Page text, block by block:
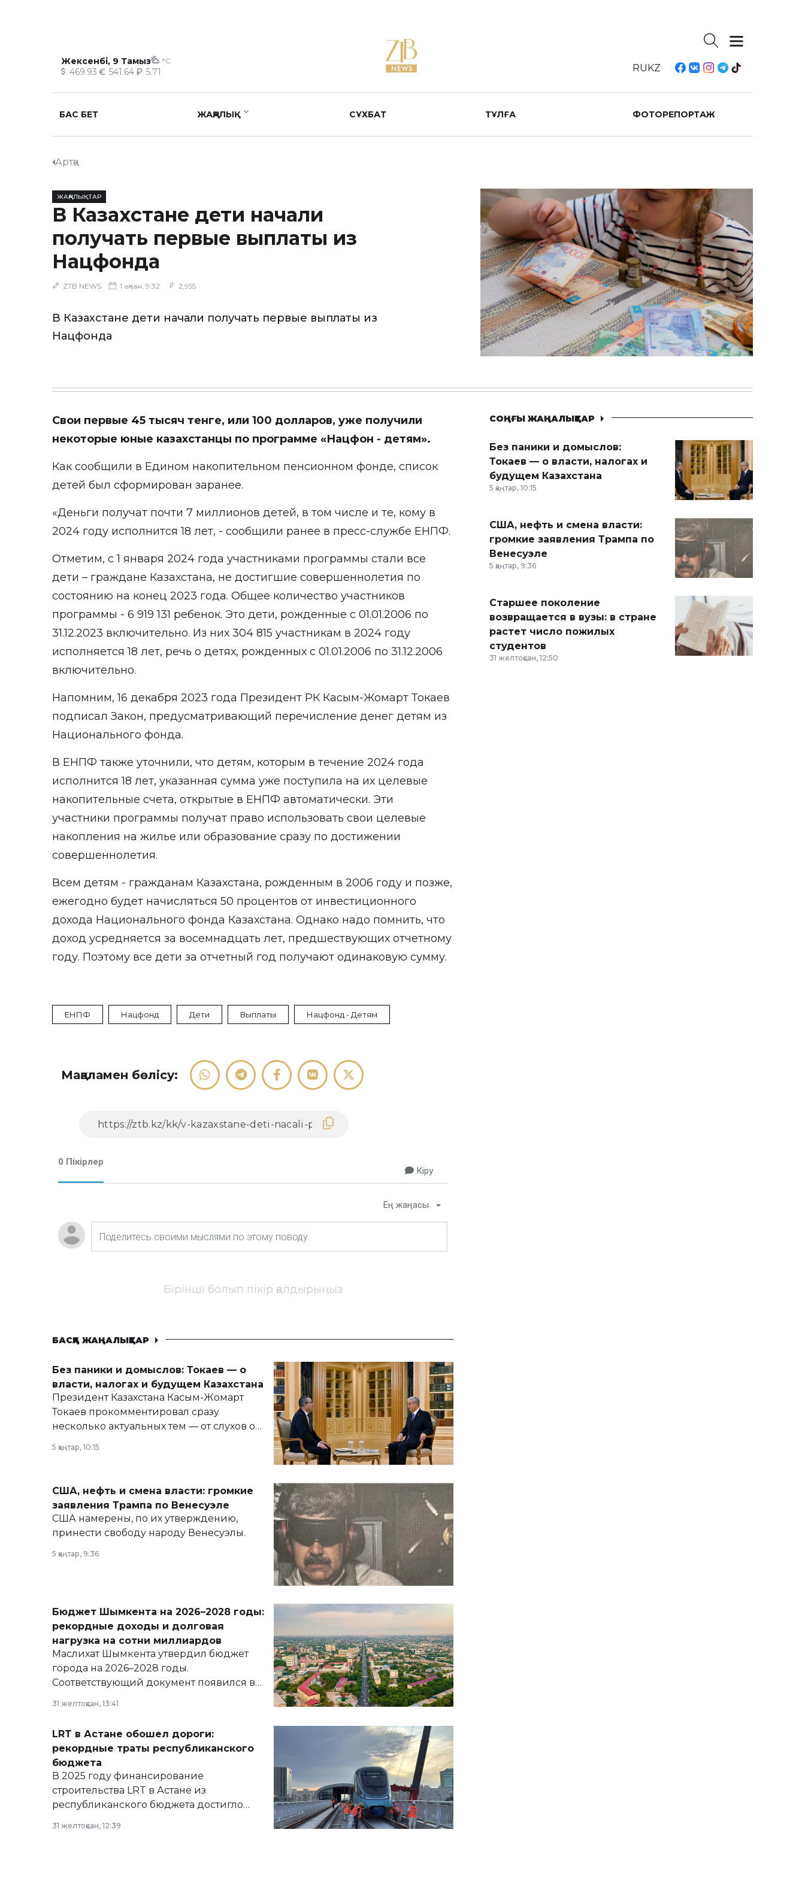
Жексенбі, 9 Тамыз °C
469.93 541.64 5.71 RUKZ
БАС БЕТ ЖАҢАЛЫҚ СҰХБАТ ТҰЛҒА ФОТОРЕПОРТАЖ
Артқа
ЖАҢАЛЫҚТАР
В Казахстане дети начали
получать первые выплаты из
Нацфонда
ZTB NEWS 1 ақпан, 9:32 2,955
В Казахстане дети начали получать первые выплаты из
Нацфонда
Свои первые 45 тысяч тенге, или 100 долларов, уже получили
некоторые юные казахстанцы по программе «Нацфон - детям».
Как сообщили в Едином накопительном пенсионном фонде, список
детей был сформирован заранее.
«Деньги получат почти 7 миллионов детей, в том числе и те, кому в
2024 году исполнится 18 лет, - сообщили ранее в пресс-службе ЕНПФ.
Отметим, с 1 января 2024 года участниками программы стали все
дети – граждане Казахстана, не достигшие совершеннолетия по
состоянию на конец 2023 года. Общее количество участников
программы - 6 919 131 ребенок. Это дети, рожденные с 01.01.2006 по
31.12.2023 включительно. Из них 304 815 участникам в 2024 году
исполняется 18 лет, речь о детях, рожденных с 01.01.2006 по 31.12.2006
включительно.
Напомним, 16 декабря 2023 года Президент РК Касым-Жомарт Токаев
подписал Закон, предусматривающий перечисление денег детям из
Национального фонда.
В ЕНПФ также уточнили, что детям, которым в течение 2024 года
исполнится 18 лет, указанная сумма уже поступила на их целевые
накопительные счета, открытые в ЕНПФ автоматически. Эти
участники программы получат право использовать свои целевые
накопления на жилье или образование сразу по достижении
совершеннолетия.
Всем детям - гражданам Казахстана, рожденным в 2006 году и позже,
ежегодно будет начисляться 50 процентов от инвестиционного
дохода Национального фонда Казахстана. Однако надо помнить, что
доход усредняется за восемнадцать лет, предшествующих отчетному
году. Поэтому все дети за отчетный год получают одинаковую сумму.
ЕНПФ Нацфонд Дети Выплаты Нацфонд - Детям
Мақаламен бөлісу:
0 Пікірлер
Кіру
Ең жаңасы
Бірінші болып пікір қалдырыңыз
БАСҚА ЖАҢАЛЫҚТАР
Без паники и домыслов: Токаев — о
власти, налогах и будущем Казахстана
Президент Казахстана Касым-Жомарт
Токаев прокомментировал сразу
несколько актуальных тем — от слухов о
армии, экономики и личного здоровья.
5 қаңтар, 10:15
США, нефть и смена власти: громкие
заявления Трампа по Венесуэле
США намерены, по их утверждению,
принести свободу народу Венесуэлы.
5 қаңтар, 9:36
Бюджет Шымкента на 2026–2028 годы:
рекордные доходы и долговая
нагрузка на сотни миллиардов
Маслихат Шымкента утвердил бюджет
города на 2026–2028 годы.
Соответствующий документ появился в
сайте маслихат города.
31 желтоқсан, 13:41
LRT в Астане обошел дороги:
рекордные траты республиканского
бюджета
В 2025 году финансирование
строительства LRT в Астане из
республиканского бюджета достигло
31 желтоқсан, 12:39
СОҢҒЫ ЖАҢАЛЫҚТАР
Без паники и домыслов:
Токаев — о власти, налогах и
будущем Казахстана
5 қаңтар, 10:15
США, нефть и смена власти:
громкие заявления Трампа по
Венесуэле
5 қаңтар, 9:36
Старшее поколение
возвращается в вузы: в стране
растет число пожилых
студентов
31 желтоқсан, 12:50